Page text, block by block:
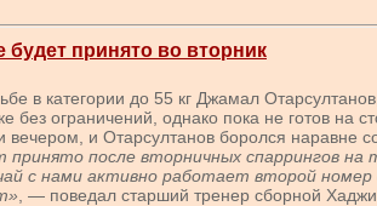
принято во вторник
в категории до 55 кг Джамал
без ограничений, однако пока не готов на
и Отарсултанов боролся наравне
после вторничных спаррингов на
с нами активно работает второй
, — поведал старший тренер сборной